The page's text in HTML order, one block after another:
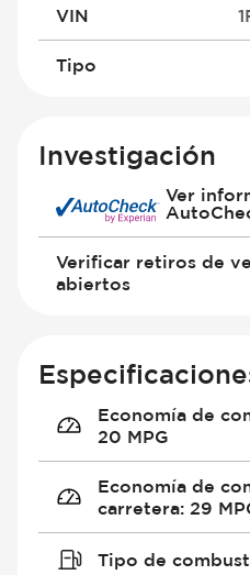
VIN
Tipo
Investigación
Ver
Verificar retiros de
abiertos
Economía de
20 MPG
Economía de
carretera: 29
Tipo de